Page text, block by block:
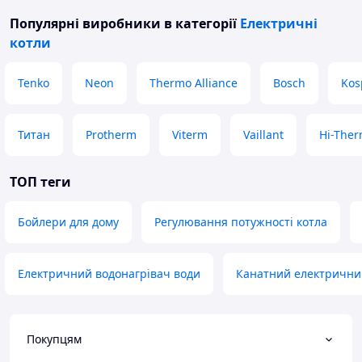
Популярні виробники в категорії Електричні
котли
Tenko Neon Thermo Alliance Bosch
Титан Protherm Viterm Vaillant Hi-
ТОП теги
Бойлери для дому Регулювання потужності котла
Електричний водонагрівач води Канатний
Покупцям